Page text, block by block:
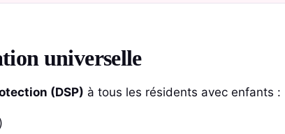
universelle
(DSP) à tous les résidents avec enfants :